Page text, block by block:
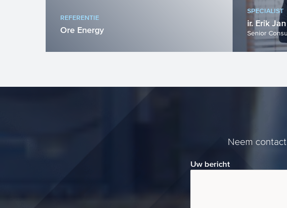
REFERENTIE
Ore Energy
in de energietransitie die zich richt op
SPECIALIST
ir. Erik
Senior
Neem
Uw bericht